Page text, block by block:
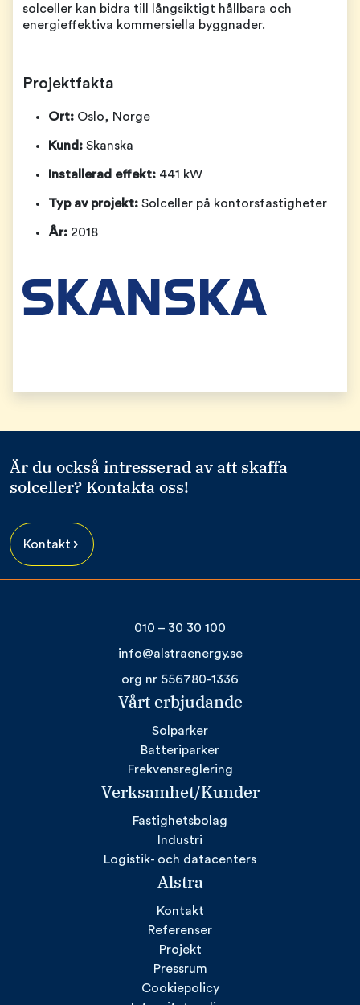
solceller kan bidra till långsiktigt hållbara och
energieffektiva kommersiella byggnader.
Projektfakta
Ort: Oslo, Norge
Kund: Skanska
Installerad effekt: 441 kW
Typ av projekt: Solceller på kontorsfastigheter
År: 2018
Är du också intresserad av att skaffa
solceller? Kontakta oss!
Kontakt
010 – 30 30 100
info@alstraenergy.se
org nr 556780-1336
Vårt erbjudande
Solparker
Batteriparker
Frekvensreglering
Verksamhet/Kunder
Fastighetsbolag
Industri
Logistik- och datacenters
Alstra
Kontakt
Referenser
Projekt
Pressrum
Cookiepolicy